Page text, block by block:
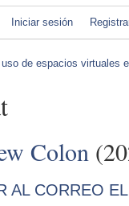
Iniciar sesión
de espacios virtuales
Colon
AL CORREO